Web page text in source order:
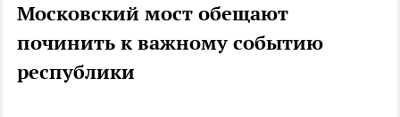
Московский мост обещают
починить к важному событию
республики